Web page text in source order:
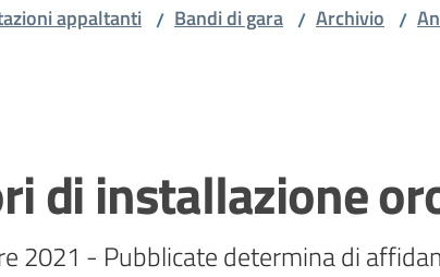
appaltanti / Bandi di gara / Archivio /
di installazione
2021 - Pubblicate determina di